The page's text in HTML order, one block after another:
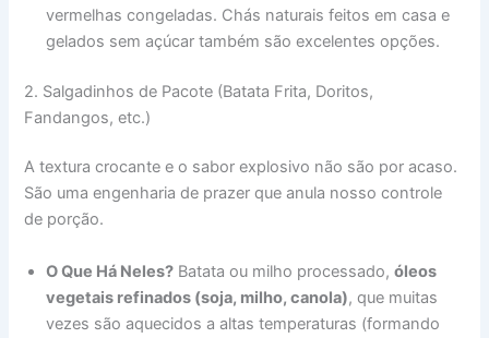
vermelhas congeladas. Chás naturais feitos em casa e
gelados sem açúcar também são excelentes opções.
2. Salgadinhos de Pacote (Batata Frita, Doritos,
Fandangos, etc.)
A textura crocante e o sabor explosivo não são por acaso.
São uma engenharia de prazer que anula nosso controle
de porção.
O Que Há Neles? Batata ou milho processado,óleos
vegetais refinados (soja, milho, canola), que muitas
vezes são aquecidos a altas temperaturas (formando